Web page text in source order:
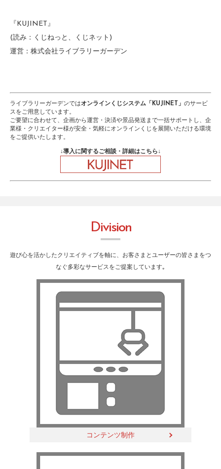
『KUJINET』
(読み：くじねっと、くじネット)
運営：株式会社ライブラリーガーデン
ライブラリーガーデンではオンラインくじシステム「KUJINET」 のサービ
スをご用意しています。
ご要望に合わせて、企画から運営・決済や景品発送まで一括サポートし、企
業様・クリエイター様が安全・気軽にオンラインくじを展開いただける環境
をご提供いたします。
↓導入に関するご相談・詳細はこちら↓
Division
遊び心を活かしたクリエイティブを軸に、お客さまとユーザーの皆さまをつ
なぐ多彩なサービスをご提案しています｡
コンテンツ制作